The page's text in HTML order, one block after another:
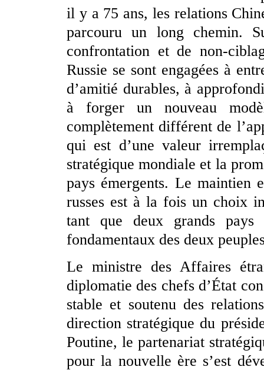
il y a 75 ans, les relations
parcouru un long chemin.
confrontation et de non-
Russie se sont engagées à
d’amitié durables, à
à forger un nouveau
complètement différent de
qui est d’une valeur
stratégique mondiale et la
pays émergents. Le maintien
russes est à la fois un choix
tant que deux grands
fondamentaux des deux
Le ministre des Affaires
diplomatie des chefs d’État
stable et soutenu des
direction stratégique du
Poutine, le partenariat
pour la nouvelle ère s’est